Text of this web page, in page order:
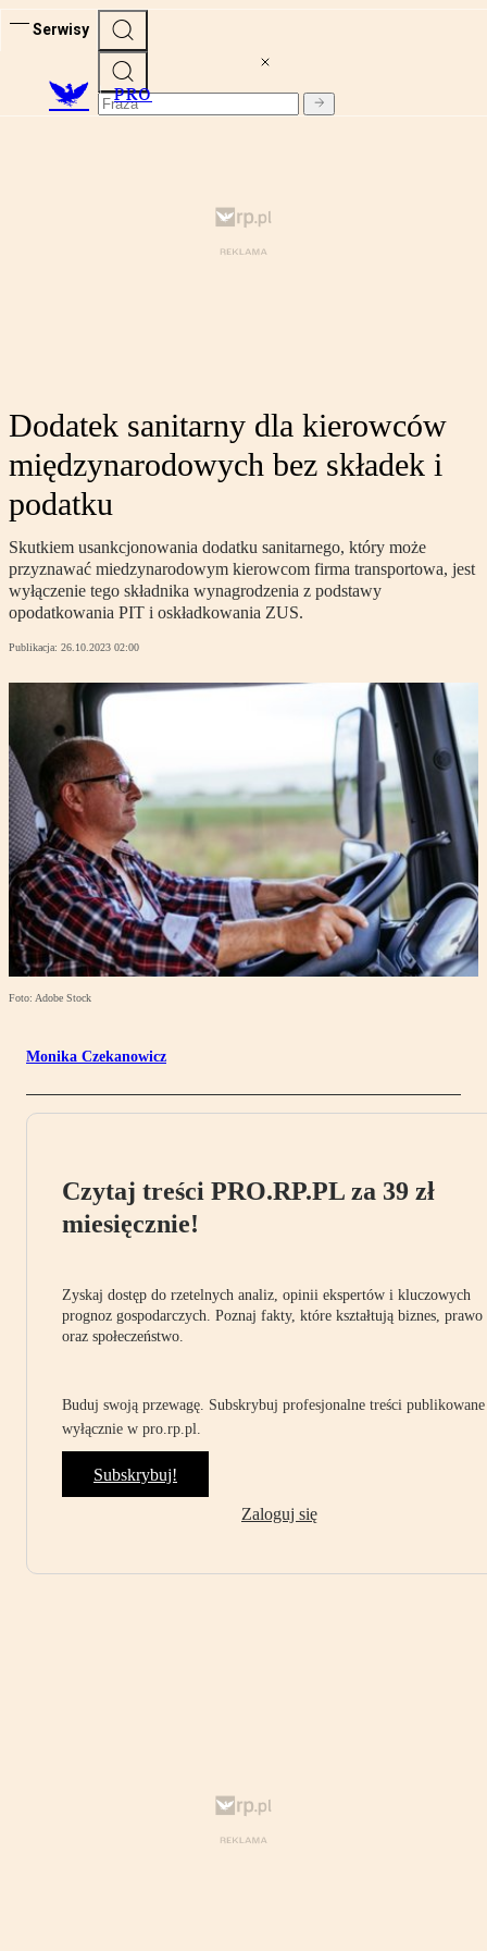
Serwisy
PRO
Dodatek sanitarny dla kierowców
międzynarodowych bez składek i
podatku
Skutkiem usankcjonowania dodatku sanitarnego, który może
przyznawać miedzynarodowym kierowcom firma transportowa, jest
wyłączenie tego składnika wynagrodzenia z podstawy
opodatkowania PIT i oskładkowania ZUS.
Publikacja: 26.10.2023 02:00
Foto: Adobe Stock
Monika Czekanowicz
Czytaj treści PRO.RP.PL za 39 zł
miesięcznie!
Zyskaj dostęp do rzetelnych analiz, opinii ekspertów i kluczowych
prognoz gospodarczych. Poznaj fakty, które kształtują biznes, prawo
oraz społeczeństwo.
Buduj swoją przewagę. Subskrybuj profesjonalne treści publikowane
wyłącznie w pro.rp.pl.
Subskrybuj!
Zaloguj się